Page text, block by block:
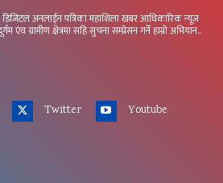
डिजिटल अनलाईन पत्रिका महाशिला खबर आधिकारिक न्यूज
एंव ग्रामीण क्षेत्रमा सहि सुचना सम्प्रेसन गर्ने हाम्रो अभियान..
Twitter Youtube